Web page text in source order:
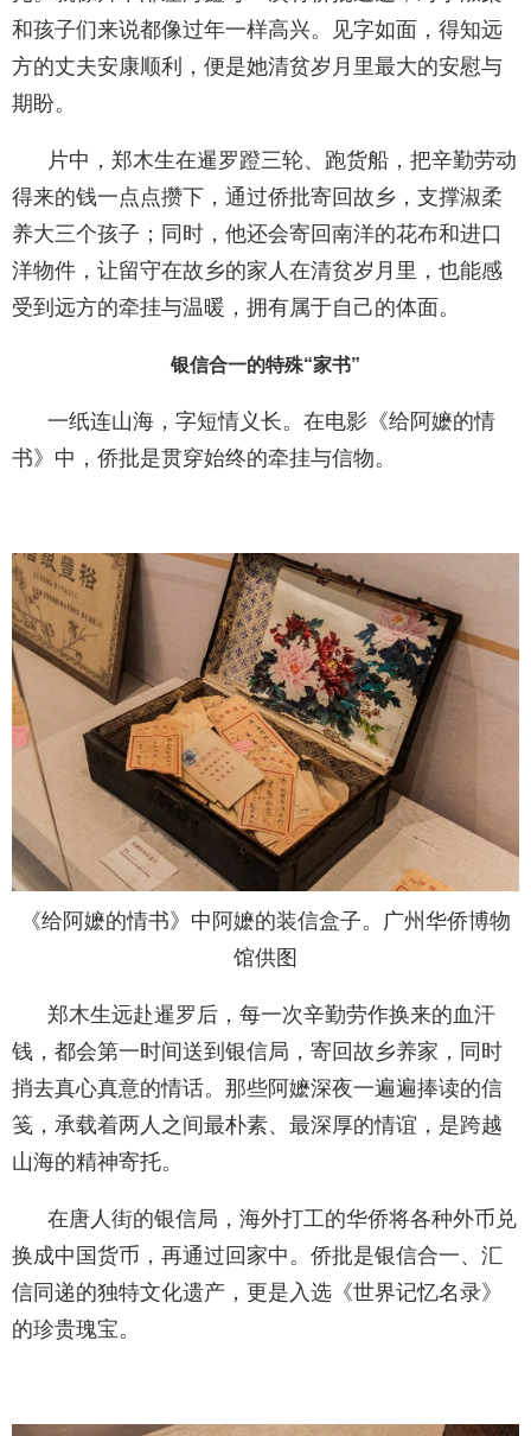
和孩子们来说都像过年一样高兴。见字如面，得知远
方的丈夫安康顺利，便是她清贫岁月里最大的安慰与
期盼。
片中，郑木生在暹罗蹬三轮、跑货船，把辛勤劳动
得来的钱一点点攒下，通过侨批寄回故乡，支撑淑柔
养大三个孩子；同时，他还会寄回南洋的花布和进口
洋物件，让留守在故乡的家人在清贫岁月里，也能感
受到远方的牵挂与温暖，拥有属于自己的体面。
银信合一的特殊“家书”
一纸连山海，字短情义长。在电影《给阿嬷的情
书》中，侨批是贯穿始终的牵挂与信物。
《给阿嬷的情书》中阿嬷的装信盒子。广州华侨博物
馆供图
郑木生远赴暹罗后，每一次辛勤劳作换来的血汗
钱，都会第一时间送到银信局，寄回故乡养家，同时
捎去真心真意的情话。那些阿嬷深夜一遍遍捧读的信
笺，承载着两人之间最朴素、最深厚的情谊，是跨越
山海的精神寄托。
在唐人街的银信局，海外打工的华侨将各种外币兑
换成中国货币，再通过回家中。侨批是银信合一、汇
信同递的独特文化遗产，更是入选《世界记忆名录》
的珍贵瑰宝。